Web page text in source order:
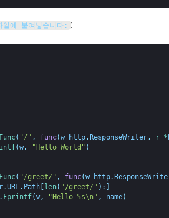
일에 붙여넣습니다: :
( "/" , func(w http.ResponseWriter, r *
(w, "Hello World" )
( "/greet/" , func(w http.
r.URL . Path[len( "/greet/" ) : ]
. Fprintf(w, "Hello %s\n" , name)